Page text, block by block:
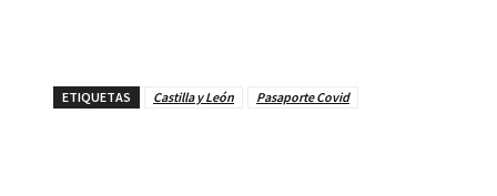
ETIQUETAS Castilla y León Pasaporte Covid